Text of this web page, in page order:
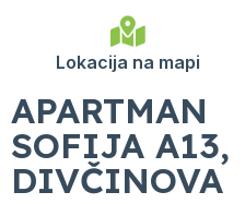
Lokacija na mapi
APARTMAN
SOFIJA A13,
DIVČINOVA